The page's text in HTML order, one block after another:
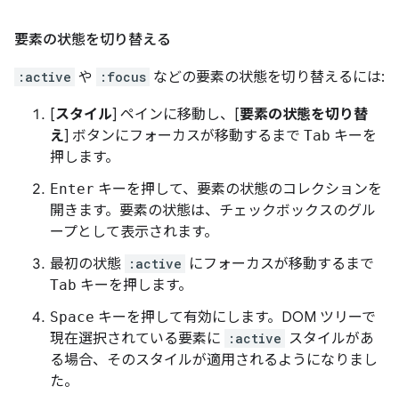
要素の状態を切り替える
:active や :focus などの要素の状態を切り替えるには:
[スタイル] ペインに移動し、[要素の状態を切り替
え] ボタンにフォーカスが移動するまで Tab キーを
押します。
Enter キーを押して、要素の状態のコレクションを
開きます。要素の状態は、チェックボックスのグル
ープとして表示されます。
最初の状態 :active にフォーカスが移動するまで
Tab キーを押します。
Space キーを押して有効にします。DOM ツリーで
現在選択されている要素に
:active スタイルがあ
る場合、そのスタイルが適用されるようになりまし
た。